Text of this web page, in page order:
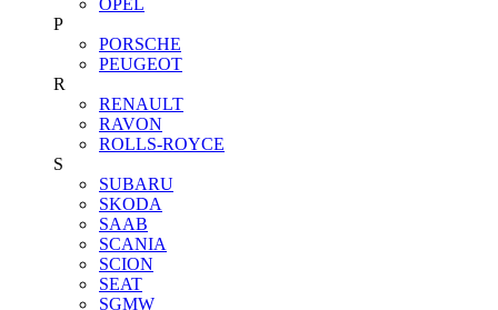
P
PORSCHE
PEUGEOT
R
RENAULT
RAVON
ROLLS-ROYCE
S
SUBARU
SKODA
SAAB
SCANIA
SCION
SEAT
SGMW